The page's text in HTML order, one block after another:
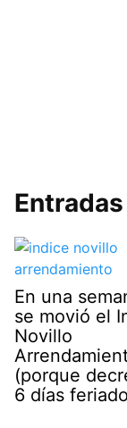
En una
se movió el
Novillo
(porque
6 días